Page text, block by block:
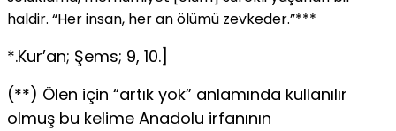
haldir. “Her insan, her an ölümü zevkeder.”***
*.Kur’an; Şems; 9, 10.]
(**) Ölen için “artık yok” anlamında kullanılır
olmuş bu kelime Anadolu irfanının